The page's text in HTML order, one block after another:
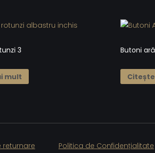
3
mult
Butoni
returnare Politica de Confidențialitate